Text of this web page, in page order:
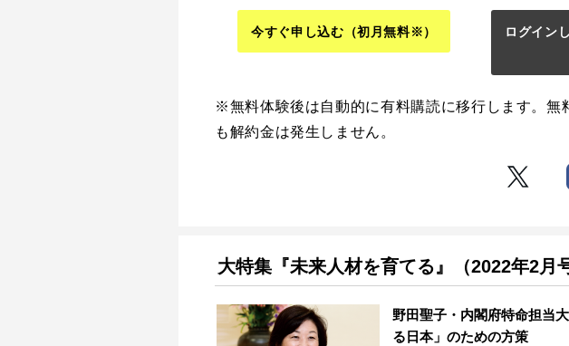
今すぐ申し込む （初月無料※） ログイン
※無料体験後は自動的に有料購読に移行します。無
も解約金は発生しません。
大特集『未来人材を育てる』（2022年2月
野田聖子・内閣府特命担当
る日本」のための方策